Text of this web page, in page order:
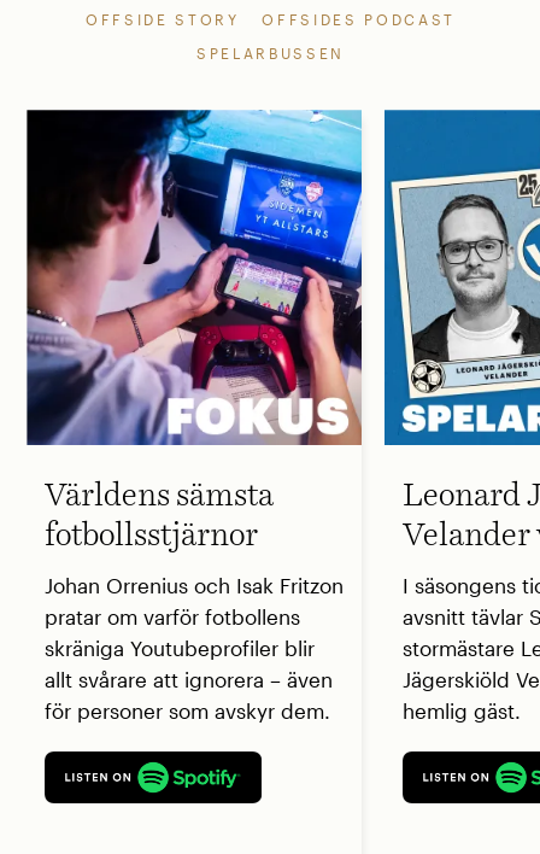
OFFSIDE STORY
OFFSIDES PODCAST
SPELARBUSSEN
Världens sämsta
fotbollsstjärnor
Johan Orrenius och Isak Fritzon
pratar om varför fotbollens
skräniga Youtubeprofiler blir
allt svårare att ignorera – även
för personer som avskyr dem.
Leonard
Velander
I säsongens
avsnitt tävlar
stormästare
Jägerskiöld
hemlig gäst.